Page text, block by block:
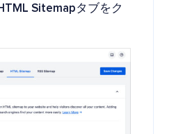
Sitemapタブをク